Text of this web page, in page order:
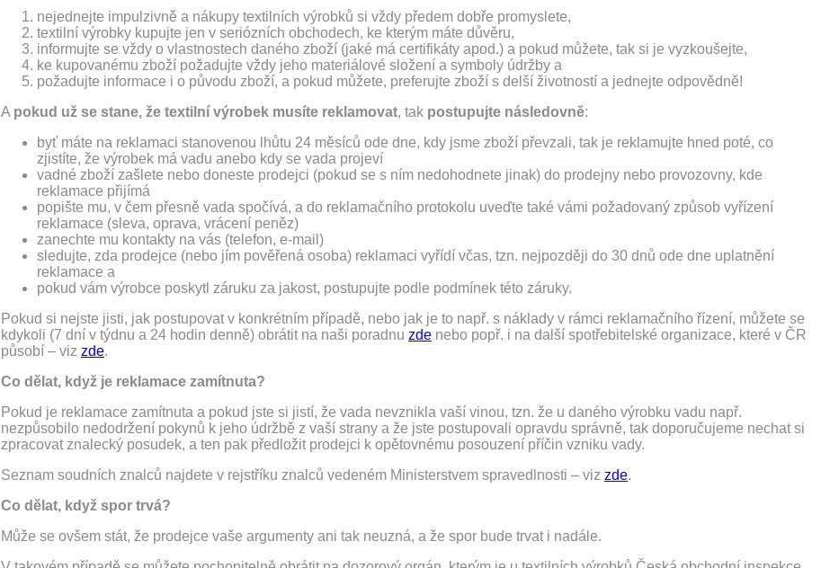
nejednejte impulzivně a nákupy textilních výrobků si vždy předem dobře promyslete,
textilní výrobky kupujte jen v seriózních obchodech, ke kterým máte důvěru,
informujte se vždy o vlastnostech daného zboží (jaké má certifikáty apod.) a pokud můžete, tak si je vyzkoušejte,
ke kupovanému zboží požadujte vždy jeho materiálové složení a symboly údržby a
požadujte informace i o původu zboží, a pokud můžete, preferujte zboží s delší životností a jednejte odpovědně!
A pokud už se stane, že textilní výrobek musíte reklamovat, tak postupujte následovně:
byť máte na reklamaci stanovenou lhůtu 24 měsíců ode dne, kdy jsme zboží převzali, tak je reklamujte hned poté, co
zjistíte, že výrobek má vadu anebo kdy se vada projeví
vadné zboží zašlete nebo doneste prodejci (pokud se s ním nedohodnete jinak) do prodejny nebo provozovny, kde
reklamace přijímá
popište mu, v čem přesně vada spočívá, a do reklamačního protokolu uveďte také vámi požadovaný způsob vyřízení
reklamace (sleva, oprava, vrácení peněz)
zanechte mu kontakty na vás (telefon, e-mail)
sledujte, zda prodejce (nebo jím pověřená osoba) reklamaci vyřídí včas, tzn. nejpozději do 30 dnů ode dne uplatnění
reklamace a
pokud vám výrobce poskytl záruku za jakost, postupujte podle podmínek této záruky.
Pokud si nejste jisti, jak postupovat v konkrétním případě, nebo jak je to např. s náklady v rámci reklamačního řízení, můžete se
kdykoli (7 dní v týdnu a 24 hodin denně) obrátit na naši poradnu zde nebo popř. i na další spotřebitelské organizace, které v ČR
působí – viz zde.
Co dělat, když je reklamace zamítnuta?
Pokud je reklamace zamítnuta a pokud jste si jistí, že vada nevznikla vaší vinou, tzn. že u daného výrobku vadu např.
nezpůsobilo nedodržení pokynů k jeho údržbě z vaší strany a že jste postupovali opravdu správně, tak doporučujeme nechat si
zpracovat znalecký posudek, a ten pak předložit prodejci k opětovnému posouzení příčin vzniku vady.
Seznam soudních znalců najdete v rejstříku znalců vedeném Ministerstvem spravedlnosti – viz zde.
Co dělat, když spor trvá?
Může se ovšem stát, že prodejce vaše argumenty ani tak neuzná, a že spor bude trvat i nadále.